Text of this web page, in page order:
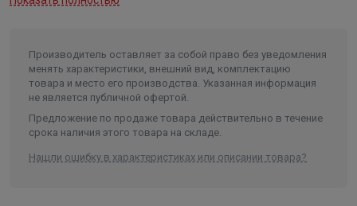
элементы
2 года
Тип управления механическое
Сенсорная панель управления Нет
Регулировка мощности Нет
Предохранительный клапан Есть
Производитель оставляет за собой право без уведомления
менять характеристики, внешний вид, комплектацию
товара и место его производства. Указанная информация
не является публичной офертой.
Предложение по продаже товара действительно в течение
срока наличия этого товара на складе.
Нашли ошибку в характеристиках или описании товара?